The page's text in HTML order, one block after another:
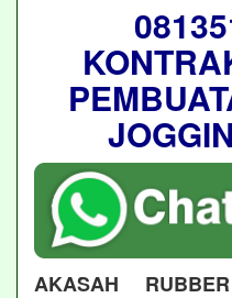
AKASAH RUBBER